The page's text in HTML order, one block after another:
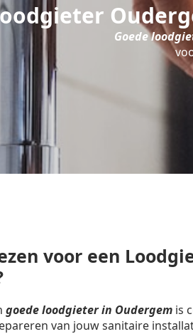
Goede
voor een
goede loodgieter in Oudergem is
van jouw sanitaire